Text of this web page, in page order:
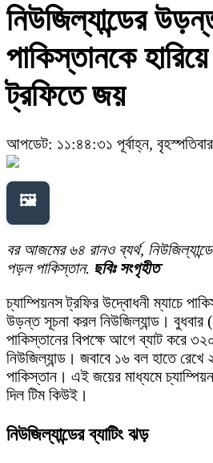
নিউজিল্যান্ডের
পাকিস্তানকে
ট্রফিতে জয়
আপডেট: ১১:৪৪:৩১ পূর্বাহ্ন,
🖼️
বর আজমের ৬৪ রানও ব্যর্থ,
পড়ল পাকিস্তান. ছবিঃ সংগৃহীত
চ্যাম্পিয়নস ট্রফির উদ্বোধনী ম্যাচে
উড়ন্ত সূচনা করল নিউজিল্যান্ড। বুধবার
পাকিস্তানের বিপক্ষে আগে ব্যাট করে
নিউজিল্যান্ড। জবাবে ১৬ বল হাতে
পাকিস্তান। এই জয়ের মাধ্যমে
দিল টিম কিউই।
নিউজিল্যান্ডের ব্যাটিং ঝড়